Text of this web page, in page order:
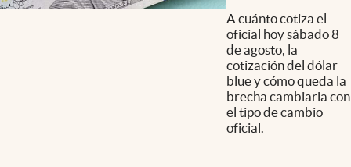
A cuánto cotiza el
oficial hoy sábado 8
de agosto, la
cotización del dólar
blue y cómo queda la
brecha cambiaria con
el tipo de cambio
oficial.